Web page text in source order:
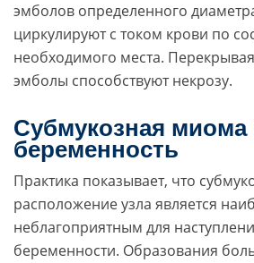
эмболов определенного
циркулируют с током крови по
необходимого места. Перекрывая
эмболы способствуют некрозу.
Субмукозная миома
беременность
Практика показывает, что
расположение узла является
неблагоприятным для
беременности. Образования